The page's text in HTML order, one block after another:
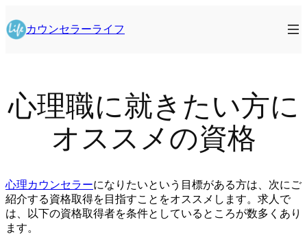
容
を
カウンセラーライフ
心理職に就きたい方に
オススメの資格
心理カウンセラーになりたいという目標がある方は、次にご
紹介する資格取得を目指すことをオススメします。求人で
は、以下の資格取得者を条件としているところが数多くあり
ます。